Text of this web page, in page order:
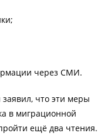
через СМИ.
что эти меры
в миграционной
ещё два чтения.